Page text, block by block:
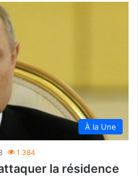
À la Une
1 384
la résidence